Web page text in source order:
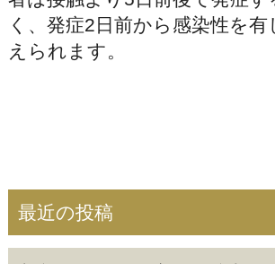
最近の投稿
く、発症2日前から感染性を
えられます。